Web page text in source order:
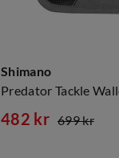
Shimano
Predator Tackle
482 kr 699 kr